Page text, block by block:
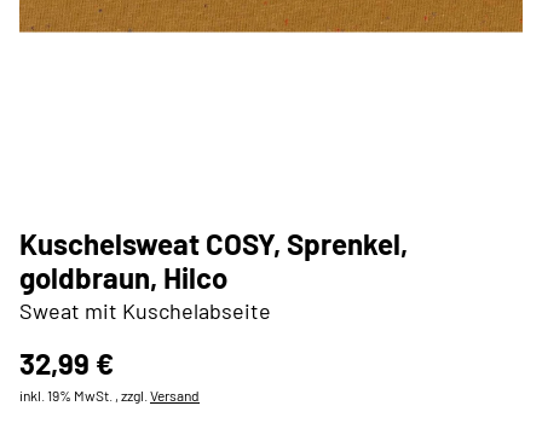
Kuschelsweat COSY, Sprenkel,
goldbraun, Hilco
Sweat mit Kuschelabseite
32,99 €
inkl. 19% MwSt. , zzgl. Versand